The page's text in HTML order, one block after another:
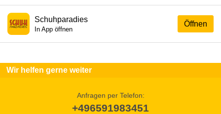
Öffnen
Schuhparadies
In App öffnen
Wir helfen gerne weiter
Anfragen per Telefon:
+496591983451